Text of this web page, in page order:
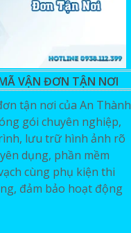
VẬN ĐƠN TẬN NƠI
tận nơi của An Thành
gói chuyên nghiệp,
lưu trữ hình ảnh rõ
dụng, phần mềm
cùng phụ kiện thi
đảm bảo hoạt động